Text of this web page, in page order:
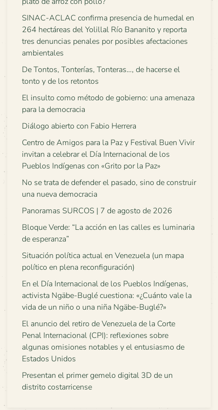
SINAC-ACLAC confirma presencia de humedal en
264 hectáreas del Yolillal Río Bananito y reporta
tres denuncias penales por posibles afectaciones
ambientales
De Tontos, Tonterías, Tonteras…, de hacerse el
tonto y de los retontos
El insulto como método de gobierno: una amenaza
para la democracia
Diálogo abierto con Fabio Herrera
Centro de Amigos para la Paz y Festival Buen Vivir
invitan a celebrar el Día Internacional de los
Pueblos Indígenas con «Grito por la Paz»
No se trata de defender el pasado, sino de construir
una nueva democracia
Panoramas SURCOS | 7 de agosto de 2026
Bloque Verde: “La acción en las calles es luminaria
de esperanza”
Situación política actual en Venezuela (un mapa
político en plena reconfiguración)
En el Día Internacional de los Pueblos Indígenas,
activista Ngäbe-Buglé cuestiona: «¿Cuánto vale la
vida de un niño o una niña Ngäbe-Buglé?»
El anuncio del retiro de Venezuela de la Corte
Penal Internacional (CPI): reflexiones sobre
algunas omisiones notables y el entusiasmo de
Estados Unidos
Presentan el primer gemelo digital 3D de un
distrito costarricense